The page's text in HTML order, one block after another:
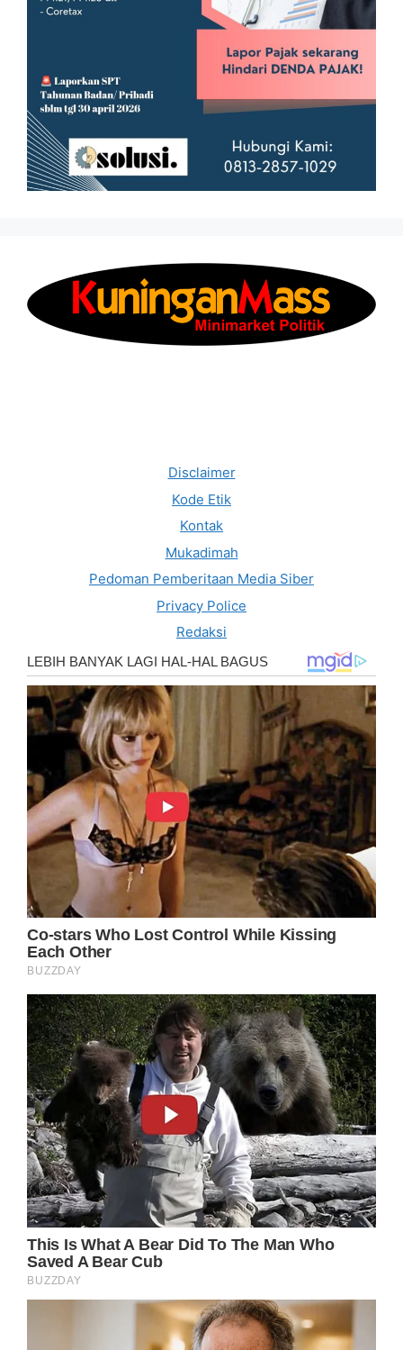
Disclaimer
Kode Etik
Kontak
Mukadimah
Pedoman Pemberitaan Media Siber
Privacy Police
Redaksi